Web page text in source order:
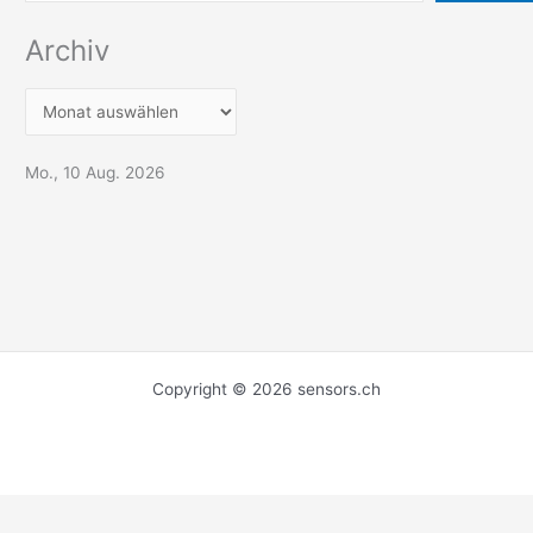
Archiv
Mo., 10 Aug. 2026
Copyright © 2026 sensors.ch